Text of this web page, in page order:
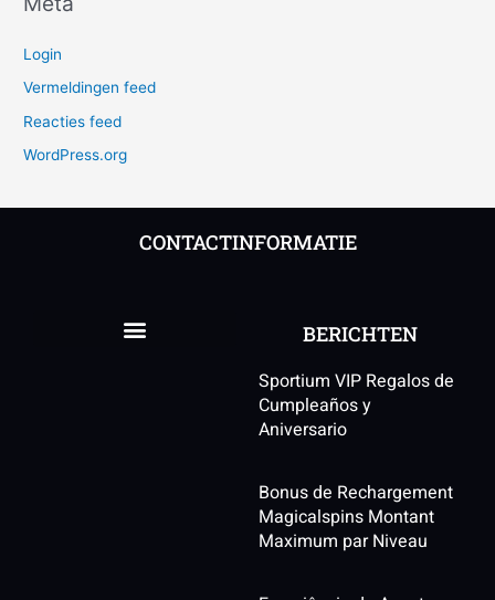
Login
Vermeldingen feed
Reacties feed
WordPress.org
CONTACTINFORMATIE
BERICHTEN
Sportium VIP Regalos de
Cumpleaños y
Aniversario
Bonus de Rechargement
Magicalspins Montant
Maximum par Niveau